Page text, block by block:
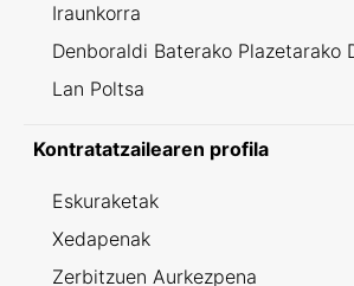
Iraunkorra
Denboraldi Baterako Plazetarako
Lan Poltsa
Kontratatzailearen profila
Eskuraketak
Xedapenak
Zerbitzuen Aurkezpena